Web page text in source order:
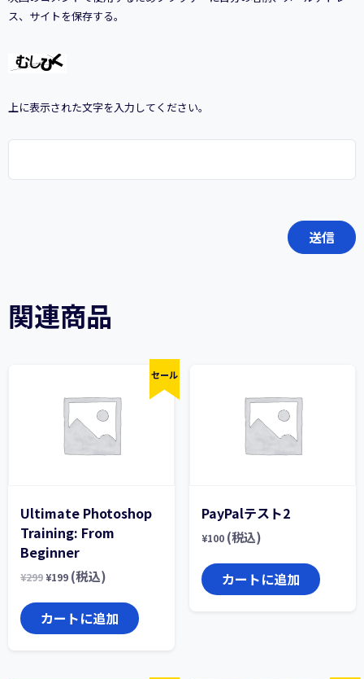
ス、サイトを保存する。
上に表示された文字を入力してください。
関連商品
セール
Ultimate Photoshop
Training: From
Beginner
¥299¥199 (税込)
カートに追加
PayPalテスト2
¥100 (税込)
カートに追加